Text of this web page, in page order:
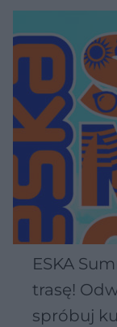
ESKA
trasę!
spróbuj